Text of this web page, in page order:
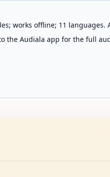
works offline; 11 languages.
the Audiala app for the full